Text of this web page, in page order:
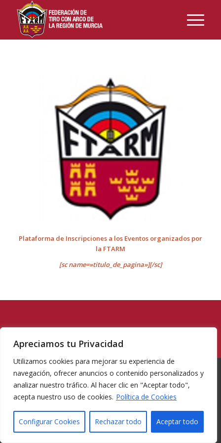
Apreciamos tu Privacidad
Utilizamos cookies para mejorar su experiencia de
navegación, ofrecer anuncios o contenido personalizados y
analizar nuestro tráfico. Al hacer clic en "Aceptar todo",
acepta nuestro uso de cookies. Política de Cookies
Configurar Cookies Rechazar todo Aceptar todo
Plataforma de Inscripciones a los Eventos organizados por
la FTARM
[sc name=»titulo_de_pagina»][/sc]
© Copyright -Federacion de tiro con arco Region de Murcia-
COMUNICACIONES
COMPETICIONES REGLAMENTACIÓN CONTACTO